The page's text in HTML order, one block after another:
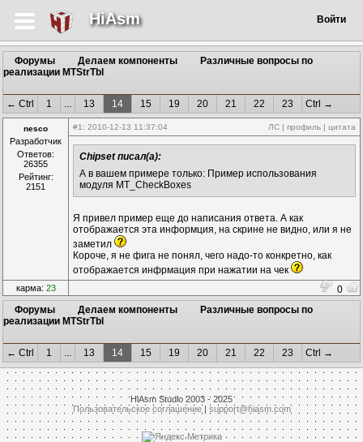
HiAsm Войти
Форумы Делаем компоненты
Различные вопросы по
реализации MTStrTbl
← Ctrl 1 ... 13 14 15 19 20 21 22 23 Ctrl →
nesco
Разработчик
Ответов:
26355
Рейтинг:
2151
#1 : 2010-12-13 11:37:04 ЛС | профиль | цитата
Chipset писал(а):
А в вашем примере только: Пример использования
модуля MT_CheckBoxes
Я привел пример еще до написания ответа. А как
отображается эта информция, на скрине не видно, или я не
заметил
Короче, я не фига не понял, чего надо-то конкретно, как
отображается инфрмация при нажатии на чек
карма: 23
0
Форумы
Делаем компоненты
Различные вопросы по
реализации MTStrTbl
← Ctrl 1 ... 13 14 15 19 20 21 22 23 Ctrl →
HiAsm Studio 2003 - 2025
Пользовательское соглашение| support@hiasm.com